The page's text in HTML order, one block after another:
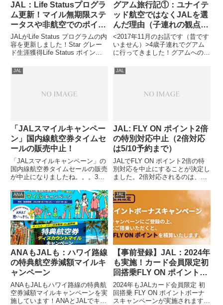
JAL：Life Statusプログラ
ム更新！マイル無期限ステ
ータスや非航空でのポイン
ト等
JALがLife Status プログラムの内
容を更新しました！Star グレー
ド生涯獲得Life Status ポイント
ができました！（JAL HPから抜
粋）これまで公開されていたの
グアム旅行記①：ユナイテ
ッド航空ではなくJALを選
んだ理由（子連れの観点か
ら）
<2017年11月のお話です（昔です
いません）>4歳子連れでグアム
に行ってきました！グアムへの移
貯まる/使えるユナイテッド航空
かJALかのどちらかで悩みまし
内で約3時間半我慢できる...
JAL
「JALスマイルキャンペー
ン」国内線航空券タイムセ
ールの販売中止！
「JALスマイルキャンペーン」の
国内線航空券タイムセールの販売
が中止になりましたね。。。3月
ても販売を中止にするようです。
詳細は公式サイトで確認できま
す。自分はタイムセールに関係な
いチケットを購入しようと思っ...
JAL
JAL: FLY ON ポイント2倍
の特別対応中止（2倍対応
は5/10予約まで）
JALでFLY ON ポイント2倍の特
別対応を中止にすることが決定し
ました。2倍対応されるのは、
された便で、かつ、2020年7月31
日（金）までのJALおよびJALグ
ループ運航便の搭乗で獲得された
場合にな...
ANA
ANAもJALも：ハワイ路線
の特典航空券減額マイルキ
ャンペーン
ANAもJALもハワイ路線の特典航
空券減額マイルキャンペーンを実
施しています！ANAとJALでキャ
JAL
【事前登録】JAL：2024年
も実施！カード会員限定初
回搭乗FLY ON ポイントボ
ーナス！
2024年もJALカード会員限定 初
回搭乗 FLY ON ポイントボーナ
スキャンペーンが実施されます！